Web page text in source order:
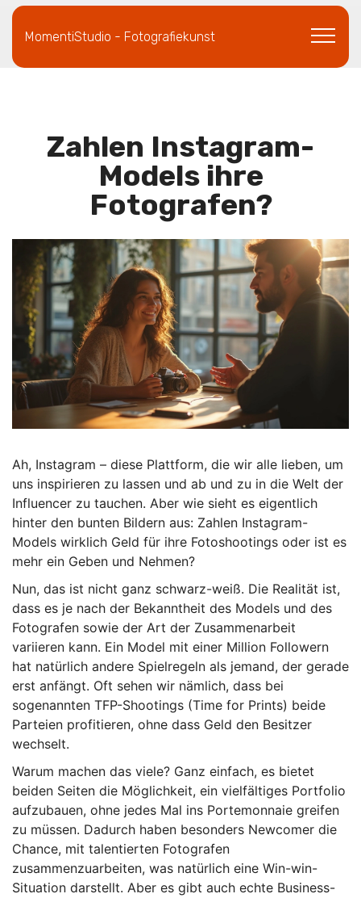
MomentiStudio - Fotografiekunst
Zahlen Instagram-
Models ihre
Fotografen?
Ah, Instagram – diese Plattform, die wir alle lieben, um
uns inspirieren zu lassen und ab und zu in die Welt der
Influencer zu tauchen. Aber wie sieht es eigentlich
hinter den bunten Bildern aus: Zahlen Instagram-
Models wirklich Geld für ihre Fotoshootings oder ist es
mehr ein Geben und Nehmen?
Nun, das ist nicht ganz schwarz-weiß. Die Realität ist,
dass es je nach der Bekanntheit des Models und des
Fotografen sowie der Art der Zusammenarbeit
variieren kann. Ein Model mit einer Million Followern
hat natürlich andere Spielregeln als jemand, der gerade
erst anfängt. Oft sehen wir nämlich, dass bei
sogenannten TFP-Shootings (Time for Prints) beide
Parteien profitieren, ohne dass Geld den Besitzer
wechselt.
Warum machen das viele? Ganz einfach, es bietet
beiden Seiten die Möglichkeit, ein vielfältiges Portfolio
aufzubauen, ohne jedes Mal ins Portemonnaie greifen
zu müssen. Dadurch haben besonders Newcomer die
Chance, mit talentierten Fotografen
zusammenzuarbeiten, was natürlich eine Win-win-
Situation darstellt. Aber es gibt auch echte Business-